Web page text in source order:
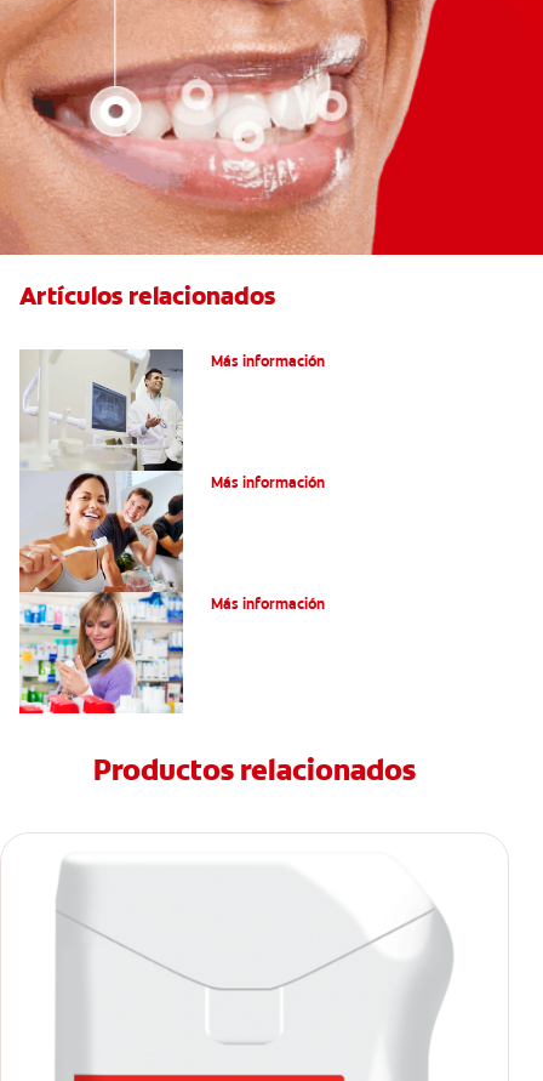
Artículos relacionados
Más información
Más información
Más información
Productos relacionados